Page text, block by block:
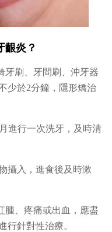
齦炎？
牙刷、牙間刷、沖牙器
少於2分鐘，隱形矯治
進行一次洗牙，及時清
攝入，進食後及時漱
腫、疼痛或出血，應盡
行針對性治療。